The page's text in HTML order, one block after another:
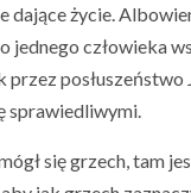
dające życie.
jednego człowieka
przez posłuszeństwo
sprawiedliwymi.
się grzech, tam